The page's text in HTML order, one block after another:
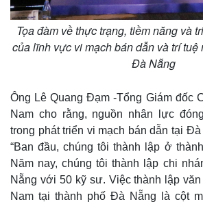
Cuộc sống đó đây
Hồ sơ
Ảnh
E-
Tọa đàm về thực trạng, tiềm năng và
của lĩnh vực vi mạch bán dẫn và trí tuệ
Đà Nẵng
Ông Lê Quang Đạm -Tổng Giám đốc
Nam cho rằng, nguồn nhân lực
trong phát triển vi mạch bán dẫn tại
“Ban đầu, chúng tôi thành lập ở
Năm nay, chúng tôi thành lập chi
Nẵng với 50 kỹ sư. Việc thành lập
Nam tại thành phố Đà Nẵng là cột